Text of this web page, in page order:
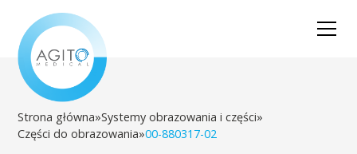
Strona główna»Systemy obrazowania i części»
Części do obrazowania»00-880317-02